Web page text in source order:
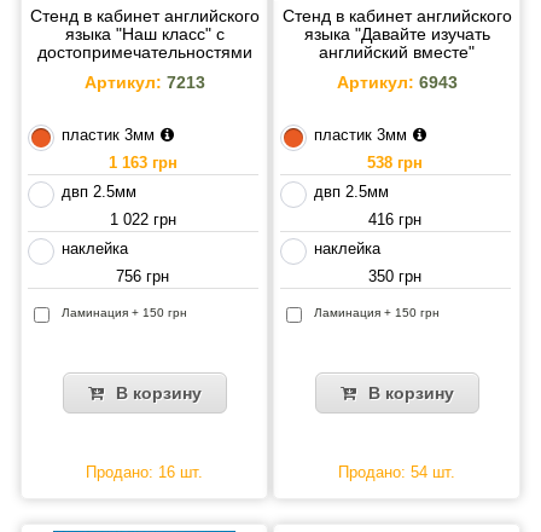
Стенд в кабинет английского
языка "Наш класс" с
достопримечательностями
Артикул: 7213
пластик 3мм
1 163 грн
двп 2.5мм
1 022 грн
наклейка
756 грн
Ламинация + 150 грн
В корзину
Продано: 16 шт.
Стенд в кабинет английского
языка "Давайте изучать
английский вместе"
Артикул: 6943
пластик 3мм
538 грн
двп 2.5мм
416 грн
наклейка
350 грн
Ламинация + 150 грн
В корзину
Продано: 54 шт.